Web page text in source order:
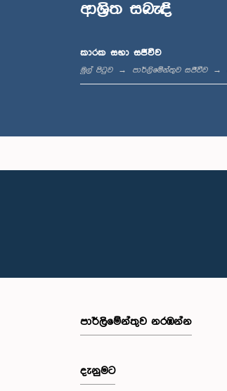
ආශ්‍රිත සබැඳි
කාරක සභා සජීවීව
මුල් පිටුව පාර්ලිමේන්තුව සජීවීව
පාර්ලි‌මේන්තුව නරඹන්න
දැනුමට